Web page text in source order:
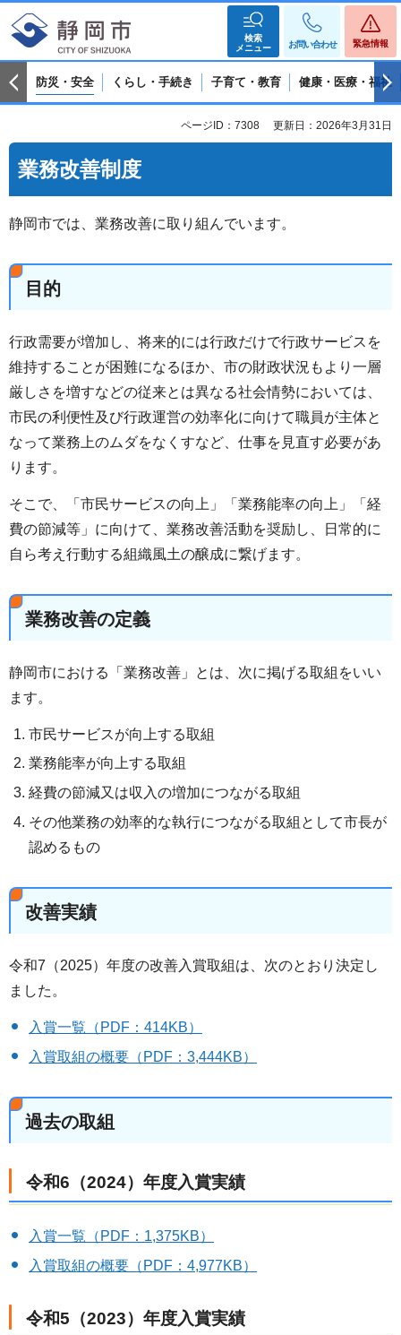
検索
メニュー
お問い合わせ 緊急情報
防災・安全 くらし・手続き 子育て・教育 健康・医療・福祉
ページID：7308 更新日：2026年3月31日
業務改善制度
静岡市では、業務改善に取り組んでいます。
目的
行政需要が増加し、将来的には行政だけで行政サービスを
維持することが困難になるほか、市の財政状況もより一層
厳しさを増すなどの従来とは異なる社会情勢においては、
市民の利便性及び行政運営の効率化に向けて職員が主体と
なって業務上のムダをなくすなど、仕事を見直す必要があ
ります。
そこで、「市民サービスの向上」「業務能率の向上」「経
費の節減等」に向けて、業務改善活動を奨励し、日常的に
自ら考え行動する組織風土の醸成に繋げます。
業務改善の定義
静岡市における「業務改善」とは、次に掲げる取組をいい
ます。
市民サービスが向上する取組
業務能率が向上する取組
経費の節減又は収入の増加につながる取組
その他業務の効率的な執行につながる取組として市長が
認めるもの
改善実績
令和7（2025）年度の改善入賞取組は、次のとおり決定し
ました。
入賞一覧（PDF：414KB）
入賞取組の概要（PDF：3,444KB）
過去の取組
令和6（2024）年度入賞実績
入賞一覧（PDF：1,375KB）
入賞取組の概要（PDF：4,977KB）
令和5（2023）年度入賞実績